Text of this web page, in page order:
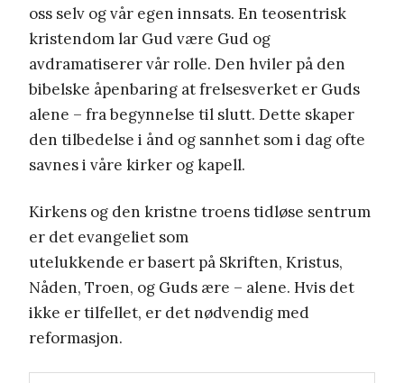
oss selv og vår egen innsats. En teosentrisk
kristendom lar Gud være Gud og
avdramatiserer vår rolle. Den hviler på den
bibelske åpenbaring at frelsesverket er Guds
alene – fra begynnelse til slutt. Dette skaper
den tilbedelse i ånd og sannhet som i dag ofte
savnes i våre kirker og kapell.
Kirkens og den kristne troens tidløse sentrum
er det evangeliet som
utelukkende er basert på Skriften, Kristus,
Nåden, Troen, og Guds ære – alene. Hvis det
ikke er tilfellet, er det nødvendig med
reformasjon.